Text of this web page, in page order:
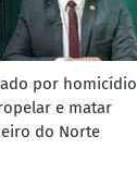
por homicídio
e matar
do Norte